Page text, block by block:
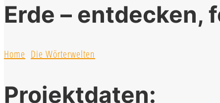
Erde – entdecken,
Home Die Wörterwelten
Projektdaten: